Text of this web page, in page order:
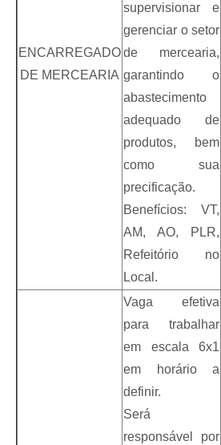
ENCARREGADO
DE MERCEARIA
supervisionar e
gerenciar o setor
de mercearia,
garantindo o
abastecimento
adequado de
produtos, bem
como sua
precificação.
Benefícios: VT,
AM, AO, PLR,
Refeitório no
Local.
Vaga efetiva
para trabalhar
em escala 6x1
em horário a
definir.
Será
responsável por